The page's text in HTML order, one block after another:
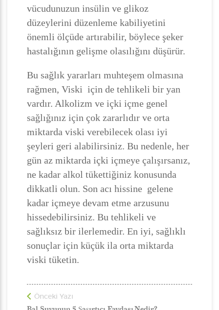
vücudunuzun insülin ve glikoz
düzeylerini düzenleme kabiliyetini
önemli ölçüde artırabilir, böylece şeker
hastalığının gelişme olasılığını düşürür.
Bu sağlık yararları muhteşem olmasına
rağmen, Viski için de tehlikeli bir yan
vardır. Alkolizm ve içki içme genel
sağlığınız için çok zararlıdır ve orta
miktarda viski verebilecek olası iyi
şeyleri geri alabilirsiniz. Bu nedenle, her
gün az miktarda içki içmeye çalışırsanız,
ne kadar alkol tükettiğiniz konusunda
dikkatli olun. Son acı hissine gelene
kadar içmeye devam etme arzusunu
hissedebilirsiniz. Bu tehlikeli ve
sağlıksız bir ilerlemedir. En iyi, sağlıklı
sonuçlar için küçük ila orta miktarda
viski tüketin.
Önceki Yazı